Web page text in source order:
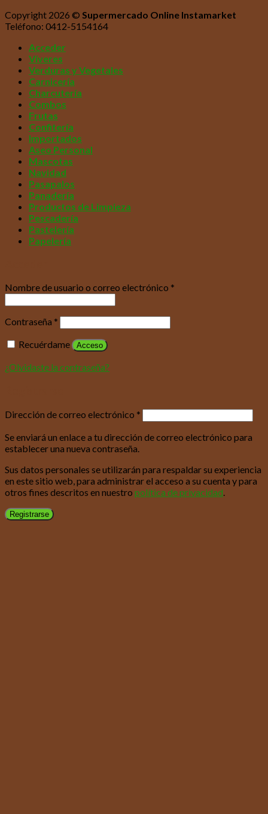
Copyright 2026 © Supermercado Online Instamarket
Teléfono: 0412-5154164
Acceder
Víveres
Verduras y Vegetales
Carnicería
Charcutería
Combos
Frutas
Confitería
Importados
Aseo Personal
Mascotas
Navidad
Pasapalos
Panadería
Productos de Limpieza
Pescadería
Pastelería
Papelería
Nombre de usuario o correo electrónico *
Contraseña *
Recuérdame
Acceso
¿Olvidaste la contraseña?
Dirección de correo electrónico *
Se enviará un enlace a tu dirección de correo electrónico para
establecer una nueva contraseña.
Sus datos personales se utilizarán para respaldar su experiencia
en este sitio web, para administrar el acceso a su cuenta y para
otros fines descritos en nuestro política de privacidad
Registrarse